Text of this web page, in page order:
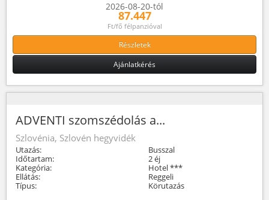
2026-08-20-tól
87.447
Ft/fő félpanzióval
Részletek
Ajánlatkérés
ADVENTI szomszédolás a...
Szlovénia, Szlovén hegyvidék
Utazás:
Busszal
Időtartam:
2 éj
Kategória:
Hotel ***
Ellátás:
Reggeli
Típus:
Körutazás